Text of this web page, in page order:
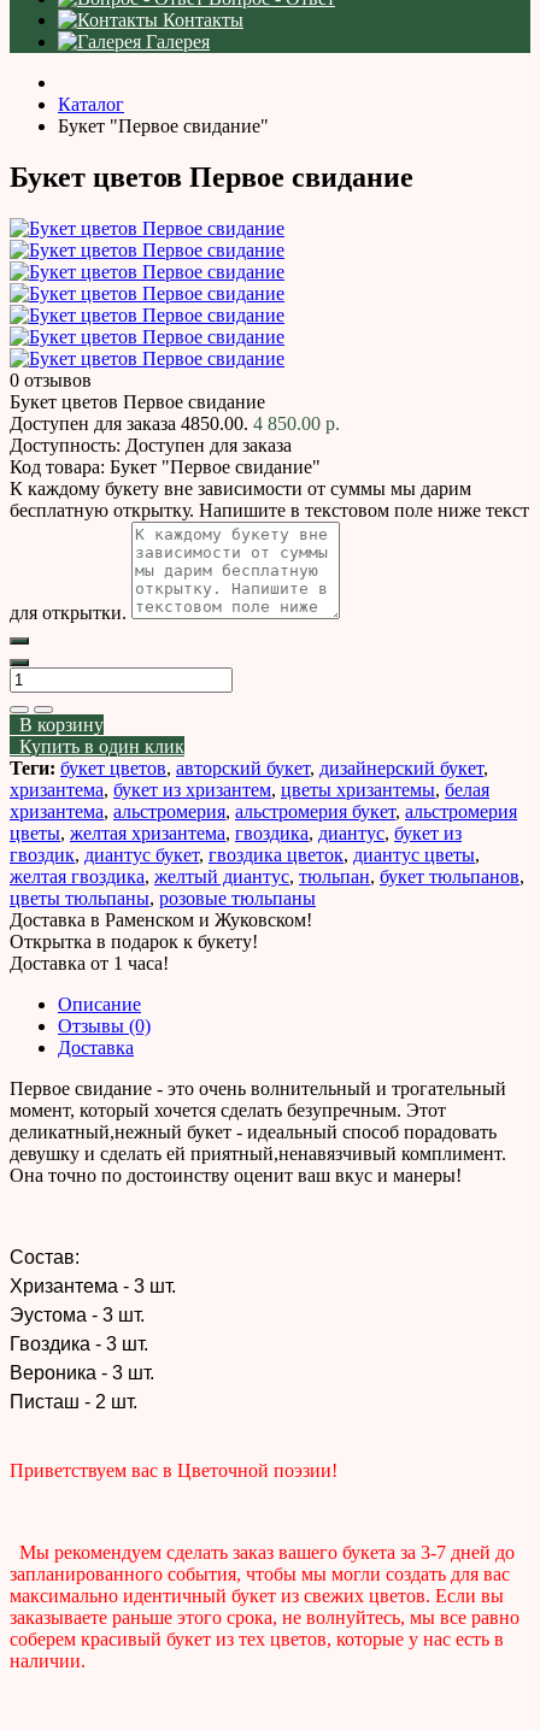
Контакты
Галерея
Каталог
Букет "Первое свидание"
Букет цветов Первое свидание
0 отзывов
Букет цветов Первое свидание
Доступен для заказа 4850.00. 4 850.00 р.
Доступность: Доступен для заказа
Код товара: Букет "Первое свидание"
К каждому букету вне зависимости от суммы мы дарим
бесплатную открытку. Напишите в текстовом поле ниже текст
для открытки.
В корзину
Купить в один клик
Теги: букет цветов, авторский букет, дизайнерский букет,
хризантема, букет из хризантем, цветы хризантемы, белая
хризантема, альстромерия, альстромерия букет, альстромерия
цветы, желтая хризантема, гвоздика, диантус, букет из
гвоздик, диантус букет, гвоздика цветок, диантус цветы,
желтая гвоздика, желтый диантус, тюльпан, букет тюльпанов,
цветы тюльпаны, розовые тюльпаны
Доставка в Раменском и Жуковском!
Открытка в подарок к букету!
Доставка от 1 часа!
Описание
Отзывы (0)
Доставка
Первое свидание - это очень волнительный и трогательный
момент, который хочется сделать безупречным. Этот
деликатный,нежный букет - идеальный способ порадовать
девушку и сделать ей приятный,ненавязчивый комплимент.
Она точно по достоинству оценит ваш вкус и манеры!
Состав:
Хризантема - 3 шт.
Эустома - 3 шт.
Гвоздика - 3 шт.
Вероника - 3 шт.
Писташ - 2 шт.
Приветствуем вас в Цветочной поэзии!
Мы рекомендуем сделать заказ вашего букета за 3-7 дней до
запланированного события, чтобы мы могли создать для вас
максимально идентичный букет из свежих цветов. Если вы
заказываете раньше этого срока, не волнуйтесь, мы все равно
соберем красивый букет из тех цветов, которые у нас есть в
наличии.